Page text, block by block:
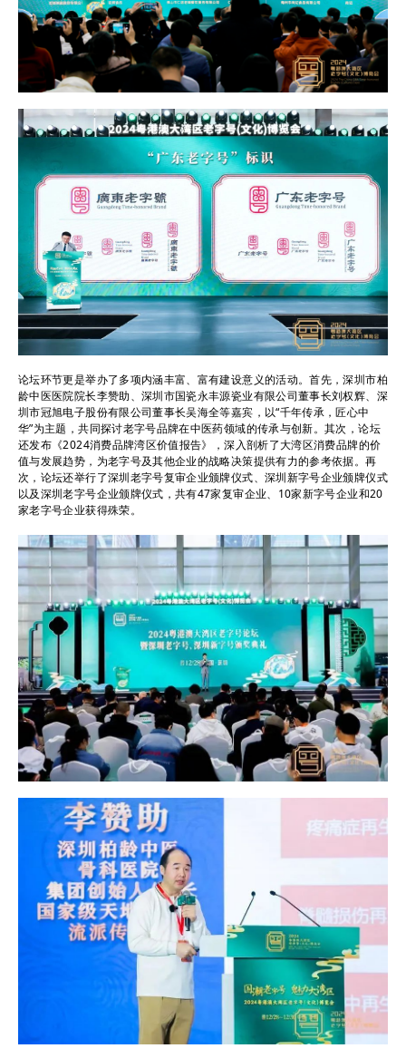
论坛环节更是举办了多项内涵丰富、富有建设意义的活动。首先，深圳市柏
龄中医医院院长李赞助、深圳市国瓷永丰源瓷业有限公司董事长刘权辉、深
圳市冠旭电子股份有限公司董事长吴海全等嘉宾，以“千年传承，匠心中
华”为主题，共同探讨老字号品牌在中医药领域的传承与创新。其次，论坛
还发布《2024消费品牌湾区价值报告》，深入剖析了大湾区消费品牌的价
值与发展趋势，为老字号及其他企业的战略决策提供有力的参考依据。再
次，论坛还举行了深圳老字号复审企业颁牌仪式、深圳新字号企业颁牌仪式
以及深圳老字号企业颁牌仪式，共有47家复审企业、10家新字号企业和20
家老字号企业获得殊荣。